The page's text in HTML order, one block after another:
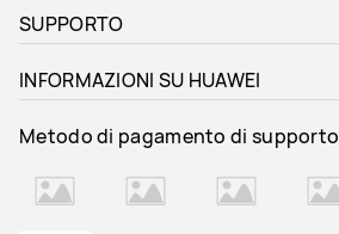
SUPPORTO
INFORMAZIONI SU HUAWEI
Metodo di pagamento di supporto